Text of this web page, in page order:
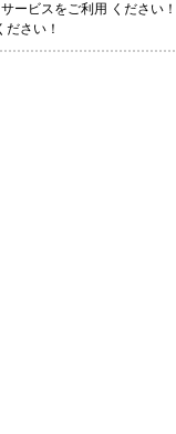
ービスをご利用 ください
さい！